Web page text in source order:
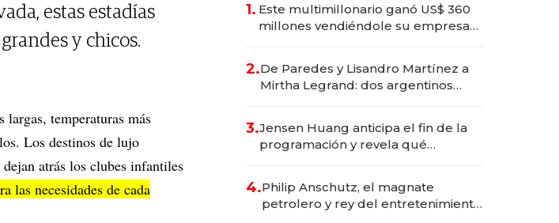
estas estadías
y chicos.
temperaturas más
Los destinos de lujo
atrás los clubes infantiles
las necesidades de cada
1. Este multimillonario ganó US$ 360
millones vendiéndole su empresa
2.De Paredes y Lisandro Martínez a
Mirtha Legrand: dos argentinos
3.Jensen Huang anticipa el fin de la
programación y revela qué
4.Philip Anschutz, el magnate
petrolero y rey del entretenimiento